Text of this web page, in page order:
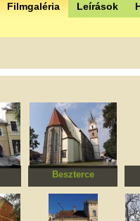
Filmgaléria Leírások
Beszterce
Evangélikus templom